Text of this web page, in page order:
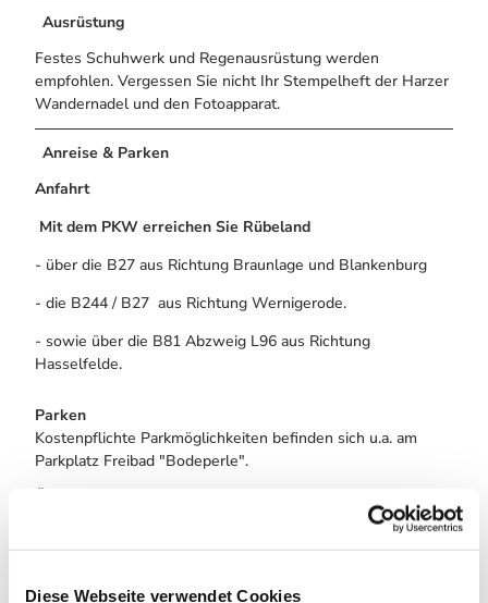
Diese Webseite verwendet Cookies
Ausrüstung
Festes Schuhwerk und Regenausrüstung werden
empfohlen. Vergessen Sie nicht Ihr Stempelheft der Harzer
Wandernadel und den Fotoapparat.
Anreise & Parken
Anfahrt
Mit dem PKW erreichen Sie Rübeland
- über die B27 aus Richtung Braunlage und Blankenburg
- die B244 / B27 aus Richtung Wernigerode.
- sowie über die B81 Abzweig L96 aus Richtung
Hasselfelde.
Parken
Kostenpflichte Parkmöglichkeiten befinden sich u.a. am
Parkplatz Freibad "Bodeperle".
erreichen Sie mit dem Bus der
aus Richtung Wernigerode